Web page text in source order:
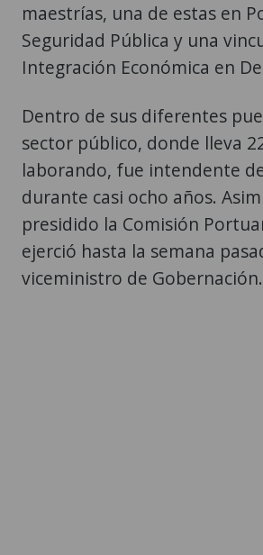
maestrías, una de estas en
Seguridad Pública y una
Integración Económica en
Dentro de sus diferentes
sector público, donde lleva
laborando, fue intendente
durante casi ocho años.
presidido la Comisión
ejerció hasta la semana
viceministro de Gobernación.